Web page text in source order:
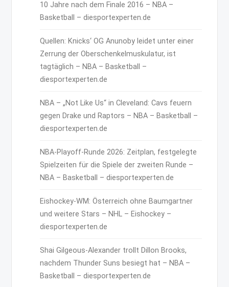
10 Jahre nach dem Finale 2016 – NBA –
Basketball – diesportexperten.de
Quellen: Knicks‘ OG Anunoby leidet unter einer
Zerrung der Oberschenkelmuskulatur, ist
tagtäglich – NBA – Basketball –
diesportexperten.de
NBA – „Not Like Us“ in Cleveland: Cavs feuern
gegen Drake und Raptors – NBA – Basketball –
diesportexperten.de
NBA-Playoff-Runde 2026: Zeitplan, festgelegte
Spielzeiten für die Spiele der zweiten Runde –
NBA – Basketball – diesportexperten.de
Eishockey-WM: Österreich ohne Baumgartner
und weitere Stars – NHL – Eishockey –
diesportexperten.de
Shai Gilgeous-Alexander trollt Dillon Brooks,
nachdem Thunder Suns besiegt hat – NBA –
Basketball – diesportexperten.de